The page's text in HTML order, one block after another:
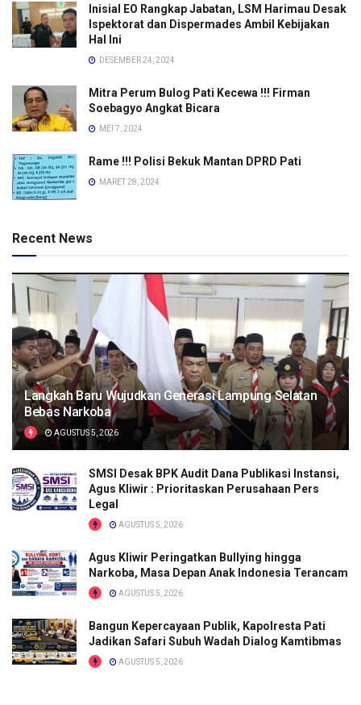
Inisial EO Rangkap Jabatan, LSM Harimau Desak
Ispektorat dan Dispermades Ambil Kebijakan
Hal Ini
DESEMBER 24, 2024
Mitra Perum Bulog Pati Kecewa !!! Firman
Soebagyo Angkat Bicara
MEI 7, 2024
Rame !!! Polisi Bekuk Mantan DPRD Pati
MARET 28, 2024
Recent News
Langkah Baru Wujudkan Generasi Lampung Selatan
Bebas Narkoba
AGUSTUS 5, 2026
SMSI Desak BPK Audit Dana Publikasi Instansi,
Agus Kliwir : Prioritaskan Perusahaan Pers
Legal
AGUSTUS 5, 2026
Agus Kliwir Peringatkan Bullying hingga
Narkoba, Masa Depan Anak Indonesia Terancam
AGUSTUS 5, 2026
Bangun Kepercayaan Publik, Kapolresta Pati
Jadikan Safari Subuh Wadah Dialog Kamtibmas
AGUSTUS 5, 2026